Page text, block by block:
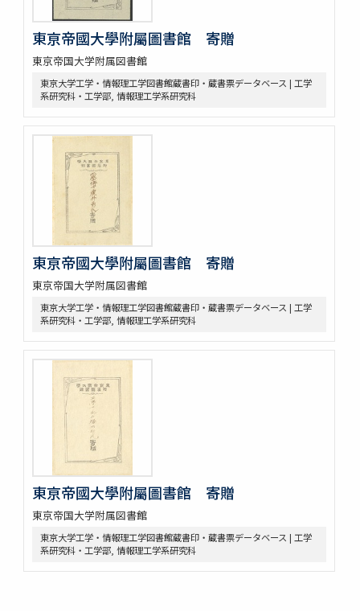
東亰帝國大學附屬圖書館 寄贈
東京帝国大学附属図書館
東京大学工学・情報理工学図書館蔵書印・蔵書票データベース | 工学
系研究科・工学部, 情報理工学系研究科
東亰帝國大學附屬圖書館 寄贈
東京帝国大学附属図書館
東京大学工学・情報理工学図書館蔵書印・蔵書票データベース | 工学
系研究科・工学部, 情報理工学系研究科
東亰帝國大學附屬圖書館 寄贈
東京帝国大学附属図書館
東京大学工学・情報理工学図書館蔵書印・蔵書票データベース | 工学
系研究科・工学部, 情報理工学系研究科